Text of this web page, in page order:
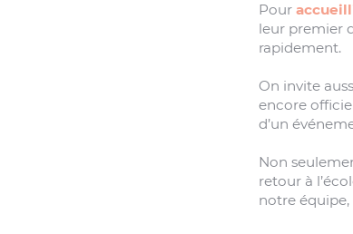
Pour
leur premier
rapidement.
On invite
encore
d’un
Non
retour à
notre équipe,